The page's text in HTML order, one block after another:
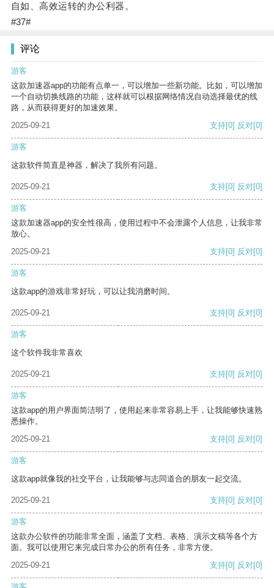
自如、高效运转的办公利器。
#37#
评论
游客
这款加速器app的功能有点单一，可以增加一些新功能。比如，可以增加
一个自动切换线路的功能，这样就可以根据网络情况自动选择最优的线
路，从而获得更好的加速效果。
2025-09-21
支持[0] 反对[0]
游客
这款软件简直是神器，解决了我所有问题。
2025-09-21 支持[0] 反对[0]
游客
这款加速器app的安全性很高，使用过程中不会泄露个人信息，让我非常
放心。
2025-09-21
支持[0] 反对[0]
游客
这款app的游戏非常好玩，可以让我消磨时间。
2025-09-21 支持[0] 反对[0]
游客
这个软件我非常喜欢
2025-09-21 支持[0] 反对[0]
游客
这款app的用户界面简洁明了，使用起来非常容易上手，让我能够快速熟
悉操作。
2025-09-21
支持[0] 反对[0]
游客
这款app就像我的社交平台，让我能够与志同道合的朋友一起交流。
2025-09-21 支持[0] 反对[0]
游客
这款办公软件的功能非常全面，涵盖了文档、表格、演示文稿等各个方
面。我可以使用它来完成日常办公的所有任务，非常方便。
2025-09-21
支持[0] 反对[0]